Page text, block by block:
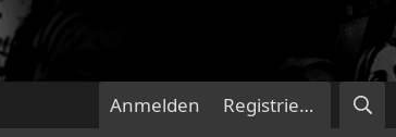
Anmelden Registrieren